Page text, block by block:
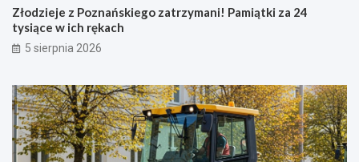
Złodzieje z Poznańskiego zatrzymani! Pamiątki za 24
tysiące w ich rękach
5 sierpnia 2026